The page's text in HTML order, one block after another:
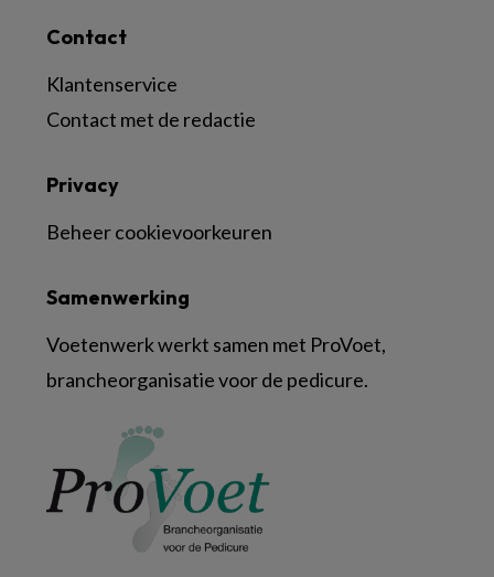
Contact
Klantenservice
Contact met de redactie
Samenwerking
Voetenwerk werkt samen met ProVoet,
brancheorganisatie voor de pedicure.
Privacy
Beheer cookievoorkeuren